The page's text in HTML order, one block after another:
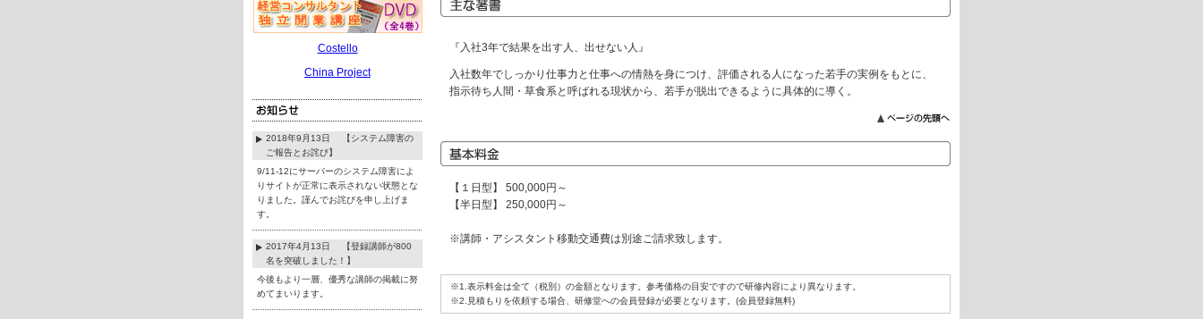
Costello
China Project
2018年9月13日 【システム障害の
ご報告とお詫び】
9/11-12にサーバーのシステム障害によ
りサイトが正常に表示されない状態とな
りました。謹んでお詫びを申し上げま
す。
2017年4月13日 【登録講師が800
名を突破しました！】
今後もより一層、優秀な講師の掲載に努
めてまいります。
『入社3年で結果を出す人、出せない人』
入社数年でしっかり仕事力と仕事への情熱を身につけ、評価される人になった若手の実例をもとに、
指示待ち人間・草食系と呼ばれる現状から、若手が脱出できるように具体的に導く。
【１日型】 500,000円～
【半日型】 250,000円～
※講師・アシスタント移動交通費は別途ご請求致します。
※1.表示料金は全て（税別）の金額となります。参考価格の目安ですので研修内容により異なります。
※2.見積もりを依頼する場合、研修堂への会員登録が必要となります。(会員登録無料)